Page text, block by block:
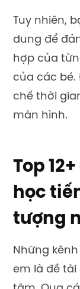
Tuy nhiên,
dung để
hợp của
của các bé.
chế thời
màn hình.
Top
học
tượng
Những
em là đề